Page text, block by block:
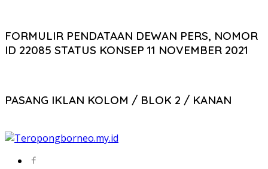
FORMULIR PENDATAAN DEWAN PERS, NOMOR
ID 22085 STATUS KONSEP 11 NOVEMBER 2021
PASANG IKLAN KOLOM / BLOK 2 / KANAN